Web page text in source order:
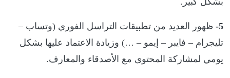
5- ظهور العديد من تطبيقات التراسل الفوري (وتساب –
تليجرام – فايبر – إيمو – …) وزيادة الاعتماد عليها بشكل
يومي لمشاركة المحتوى مع الأصدقاء والمعارف.